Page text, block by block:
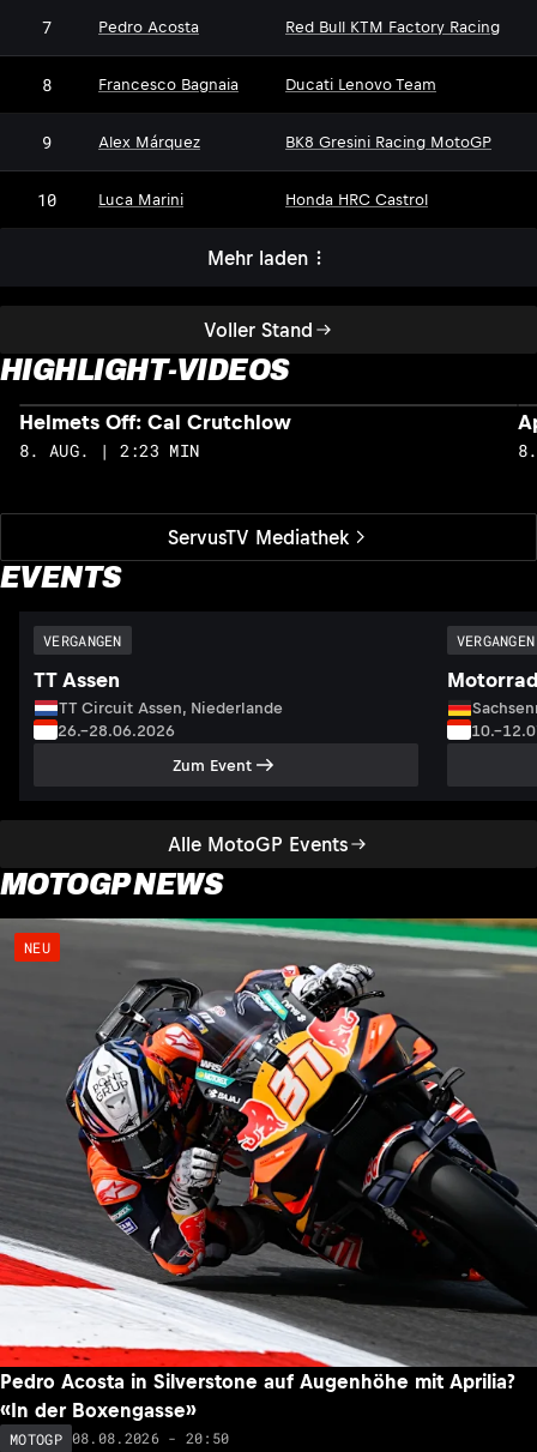
Voller Stand
7 Pedro Acosta Red Bull KTM Factory Racing
8 Francesco Bagnaia Ducati Lenovo Team
9 Alex Márquez BK8 Gresini Racing MotoGP
10 Luca Marini Honda HRC Castrol
Mehr laden
HIGHLIGHT-VIDEOS
ServusTV Mediathek
Helmets Off: Cal Crutchlow
8. AUG. | 2:23 MIN
EVENTS
Alle MotoGP Events
VERGANGEN
TT Assen
TT Circuit Assen, Niederlande
26.–28.06.2026
Zum Event
VERGANGEN
MOTOGP NEWS
NEU
Pedro Acosta in Silverstone auf Augenhöhe mit Aprilia?
«In der Boxengasse»
MOTOGP 08.08.2026 - 20:50